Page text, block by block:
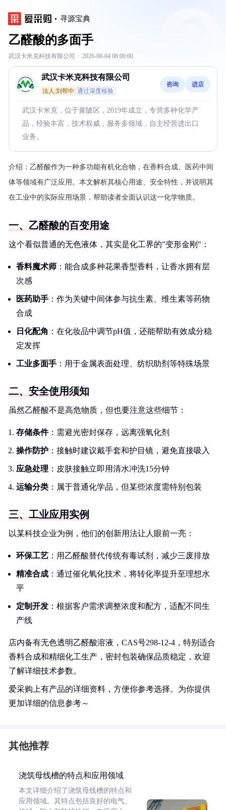
寻源宝典
乙醛酸的多面手
武汉卡米克科技有限公司 · 2026-08-04 08:00:00
武汉卡米克科技有限公司
法人:刘帮中 通过深度核验
咨询 进店
武汉卡米克，位于黄陂区，2019年成立，专营多种化学产
品，经验丰富，技术权威，服务多领域，自主经营进出口
业务。
介绍： 乙醛酸作为一种多功能有机化合物，在香料合成、医药中间
体等领域有广泛应用。本文解析其核心用途、安全特性，并说明其
在工业中的实际应用场景，帮助读者全面认识这一化学物质。
一、乙醛酸的百变用途
这个看似普通的无色液体，其实是化工界的"变形金刚"：
香料魔术师 ：能合成多种花果香型香料，让香水拥有层
次感
医药助手 ：作为关键中间体参与抗生素、维生素等药物
合成
日化配角 ：在化妆品中调节pH值，还能帮助有效成分稳
定发挥
工业多面手 ：用于金属表面处理、纺织助剂等特殊场景
二、安全使用须知
虽然乙醛酸不是高危物质，但也要注意这些细节：
存储条件：需避光密封保存，远离强氧化剂
操作防护 ：接触时建议戴手套和护目镜，避免直接吸入
应急处理 ：皮肤接触立即用清水冲洗15分钟
运输分类 ：属于普通化学品，但某些浓度需特别包装
三、工业应用实例
以某科技企业为例，他们的创新用法让人眼前一亮：
环保工艺 ：用乙醛酸替代传统有毒试剂，减少三废排放
精准合成 ：通过催化氧化技术，将转化率提升至理想水
平
定制开发 ：根据客户需求调整浓度和配方，适配不同生
产线
店内备有无色透明乙醛酸溶液，CAS号298-12-4，特别适合
香料合成和精细化工生产，密封包装确保品质稳定，欢迎
了解详细技术参数。
爱采购上有产品的详细资料，方便你参考选择。为你提供
更加详细的信息参考～
其他推荐
浇筑母线槽的特点和应用领域
本文详细介绍了浇筑母线槽的特点和
应用领域。其特点包括良好的电气、